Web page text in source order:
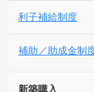
利子補給制度
補助／助成金制